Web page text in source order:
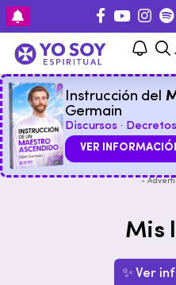
Instrucción del
Germain
Discursos ·
VER
-
Mis
✨ Ver